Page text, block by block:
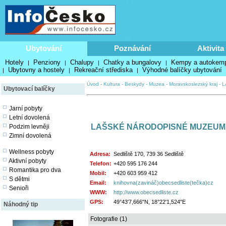
Ubytování Poznávání Aktivita
Hotely | Penziony | Chalupy | Chatky a bungalovy | Kempy a
| Ubytovny a hostely | Rekreační střediska | Výhodné balíčky ubytování
Ubytovací balíčky
Jarní pobyty
Letní dovolená
Podzim levněji
Zimní dovolená
Wellness pobyty
Aktivní pobyty
Romantika pro dva
S dětmi
Senioři
Náhodný tip
Úvod - Kultura - Beskydy - Muzea - Moravskoslezský kraj -
LAŠSKÉ NÁRODOPISNÉ
Adresa: Sedliště 170, 739 36 Sedliště
Telefon: +420 595 176 244
Mobil:
+420 603 959 412
Email:
knihovna(zavináč)obecsedliste(tečka)cz
WWW:
http://www.obecsedliste.cz
GPS:
49°43'7,666"N, 18°22'1,524"E
Fotografie (1)